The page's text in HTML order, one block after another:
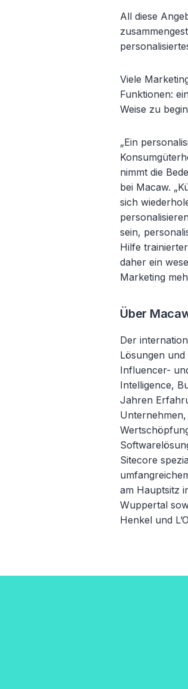
All diese
Viele
Funktionen:
Weise zu
„Ein
nimmt die
bei Macaw.
sich
sein,
Hilfe
daher ein
Marketing
Über
Der
Lösungen und
Influencer-
Intelligence,
Jahren
Sitecore
am Hauptsitz
Wuppertal
Henkel und